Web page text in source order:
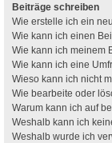
Beiträge schreiben
Wie erstelle ich ein
Wie kann ich einen
Wie kann ich meinem
Wie kann ich eine
Wieso kann ich nicht
Wie bearbeite oder
Warum kann ich auf
Weshalb kann ich
Weshalb wurde ich